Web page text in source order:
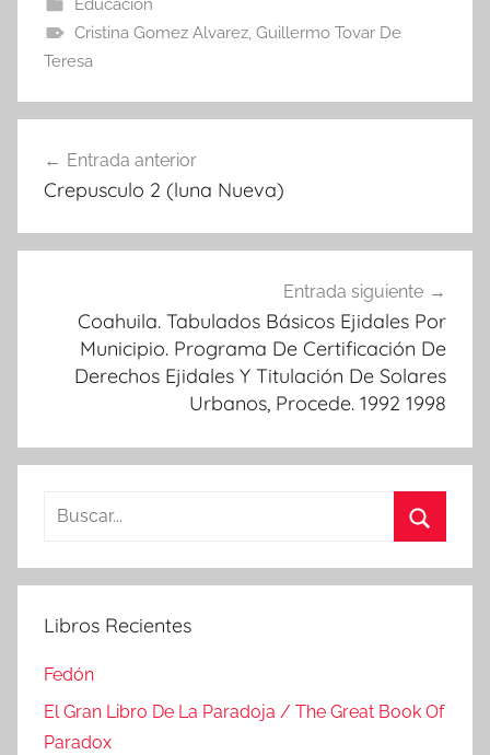
Cristina Gomez Alvarez, Guillermo Tovar De
Teresa
de
Entrada anterior
Crepusculo 2 (luna Nueva)
Entrada siguiente
Coahuila. Tabulados Básicos Ejidales Por
Municipio. Programa De Certificación De
Derechos Ejidales Y Titulación De Solares
Urbanos, Procede. 1992 1998
Buscar:
Libros Recientes
Fedón
El Gran Libro De La Paradoja / The Great Book Of
Paradox